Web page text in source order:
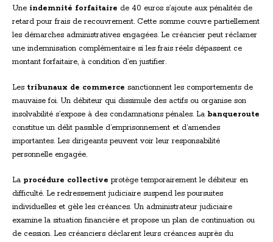
Une indemnité forfaitaire de 40 euros s’ajoute aux pénalités de
retard pour frais de recouvrement. Cette somme couvre partiellement
les démarches administratives engagées. Le créancier peut réclamer
une indemnisation complémentaire si les frais réels dépassent ce
montant forfaitaire, à condition d’en justifier.
Les tribunaux de commerce sanctionnent les comportements de
mauvaise foi. Un débiteur qui dissimule des actifs ou organise son
insolvabilité s’expose à des condamnations pénales. La banqueroute
constitue un délit passible d’emprisonnement et d’amendes
importantes. Les dirigeants peuvent voir leur responsabilité
personnelle engagée.
La procédure collective protège temporairement le débiteur en
difficulté. Le redressement judiciaire suspend les poursuites
individuelles et gèle les créances. Un administrateur judiciaire
examine la situation financière et propose un plan de continuation ou
de cession. Les créanciers déclarent leurs créances auprès du